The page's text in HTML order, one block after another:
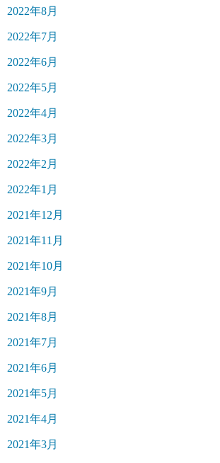
2022年8月
2022年7月
2022年6月
2022年5月
2022年4月
2022年3月
2022年2月
2022年1月
2021年12月
2021年11月
2021年10月
2021年9月
2021年8月
2021年7月
2021年6月
2021年5月
2021年4月
2021年3月